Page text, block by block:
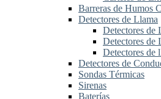
Barreras de Humos
Detectores de Llama
Detectores de
Detectores de
Detectores de
Detectores de
Sondas Térmicas
Sirenas
Baterías